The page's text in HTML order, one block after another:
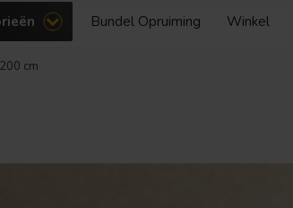
Bundel Opruiming Winkel
cm